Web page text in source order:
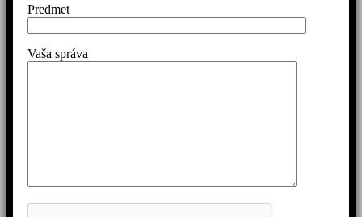
Predmet
Vaša správa